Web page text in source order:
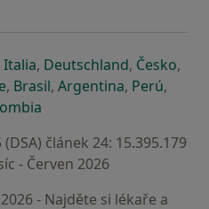
nové záložce
otevře v nové záložce
Italiase otevře v nové záložce
, Deutschlandse otevře v
, Českose
,
záložce
v nové záložce
se otevře v nové záložce
, Brasilse otevře v nové
, Argentinase otevře v
, Perúse
,
článek 24: 15.395.179
- Červen 2026
- Najděte si lékaře a